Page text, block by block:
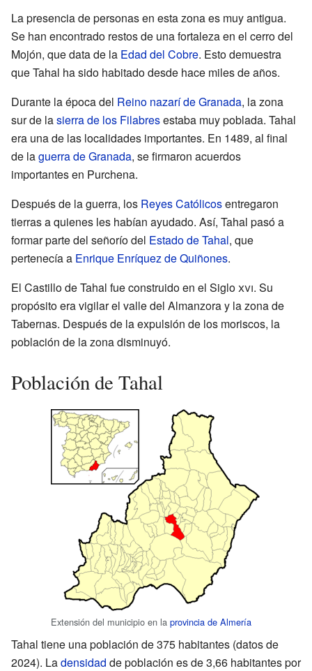
La presencia de personas en esta zona es muy antigua.
Se han encontrado restos de una fortaleza en el cerro del
Mojón, que data de la Edad del Cobre. Esto demuestra
que Tahal ha sido habitado desde hace miles de años.
Durante la época del Reino nazarí de Granada, la zona
sur de lasierra de los Filabresestaba muy poblada. Tahal
era una de las localidades importantes. En 1489, al final
de laguerra de Granada, se firmaron acuerdos
importantes en Purchena.
Después de la guerra, los Reyes Católicosentregaron
tierras a quienes les habían ayudado. Así, Tahal pasó a
formar parte del señorío del Estado de Tahal, que
pertenecía a Enrique Enríquez de Quiñones.
El Castillo de Tahal fue construido en el Sigloxvi. Su
propósito era vigilar el valle del Almanzora y la zona de
Tabernas. Después de la expulsión de los moriscos, la
población de la zona disminuyó.
Población de Tahal
Extensión del municipio en la provincia de Almería
Tahal tiene una población de 375 habitantes (datos de
2024). Ladensidad de población es de 3,66 habitantes por